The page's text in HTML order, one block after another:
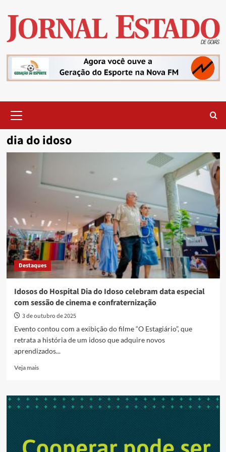
content
Menu
dia do idoso
Destaques
Idosos do Hospital Dia do Idoso celebram data especial
com sessão de cinema e confraternização
3 de outubro de 2025
Evento contou com a exibição do filme “O Estagiário”, que
retrata a história de um idoso que adquire novos
aprendizados...
Veja maisRead
Idosos
do
Idoso